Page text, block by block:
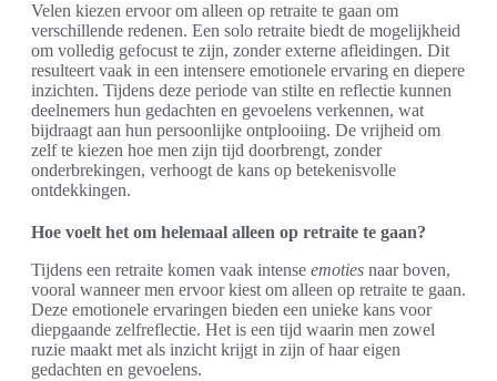
Velen kiezen ervoor om alleen op retraite te gaan om
verschillende redenen. Een solo retraite biedt de mogelijkheid
om volledig gefocust te zijn, zonder externe afleidingen. Dit
resulteert vaak in een intensere emotionele ervaring en diepere
inzichten. Tijdens deze periode van stilte en reflectie kunnen
deelnemers hun gedachten en gevoelens verkennen, wat
bijdraagt aan hun persoonlijke ontplooiing. De vrijheid om
zelf te kiezen hoe men zijn tijd doorbrengt, zonder
onderbrekingen, verhoogt de kans op betekenisvolle
ontdekkingen.
Hoe voelt het om helemaal alleen op retraite te gaan?
Tijdens een retraite komen vaak intense emoties naar boven,
vooral wanneer men ervoor kiest om alleen op retraite te gaan.
Deze emotionele ervaringen bieden een unieke kans voor
diepgaande zelfreflectie. Het is een tijd waarin men zowel
ruzie maakt met als inzicht krijgt in zijn of haar eigen
gedachten en gevoelens.